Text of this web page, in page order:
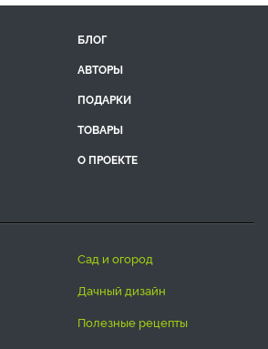
БЛОГ
АВТОРЫ
ПОДАРКИ
ТОВАРЫ
О ПРОЕКТЕ
сад и огород
дачный дизайн
полезные рецепты